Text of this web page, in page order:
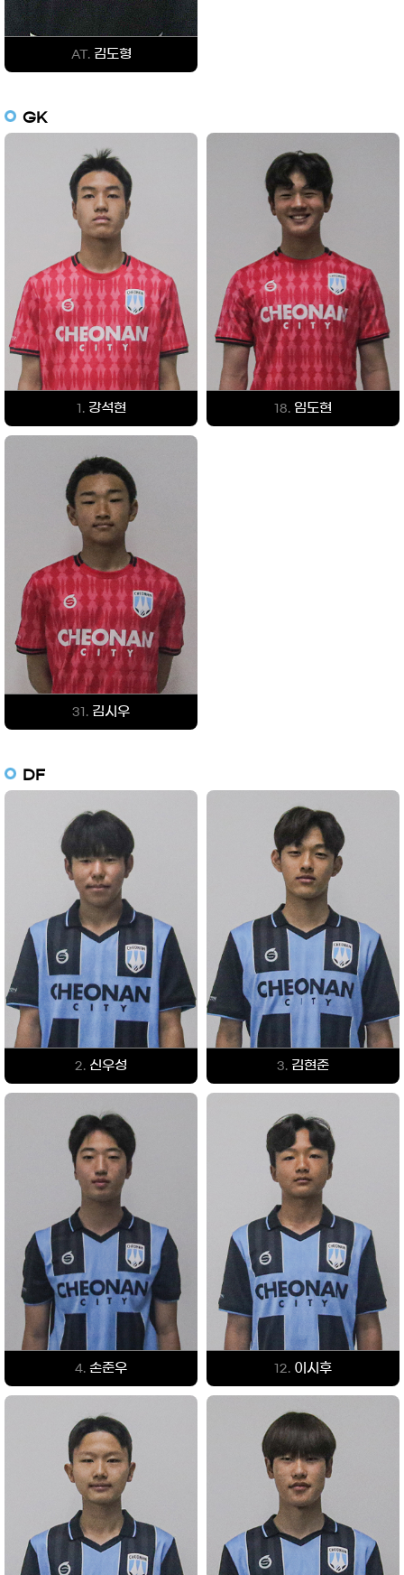
AT. 김도형
GK
1.강석현 18. 임도현
31. 김시우
DF
2. 신우성 3. 김현준
4. 손준우 12. 이시후